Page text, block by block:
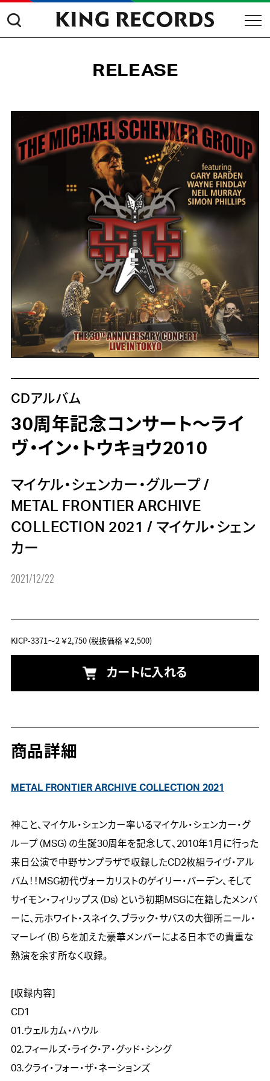
RELEASE
CDアルバム
30周年記念コンサート～ライ
ヴ・イン・トウキョウ2010
マイケル・シェンカー・グループ /
METAL FRONTIER ARCHIVE
COLLECTION 2021 / マイケル・シェン
カー
2021/12/22
KICP-3371～2￥2,750(税抜価格 ￥2,500)
カートに入れる
商品詳細
METAL FRONTIER ARCHIVE COLLECTION 2021
神こと、マイケル・シェンカー率いるマイケル・シェンカー・グ
ループ（MSG）の生誕30周年を記念して、2010年1月に行った
来日公演で中野サンプラザで収録したCD2枚組ライヴ・アル
バム！！MSG初代ヴォーカリストのゲイリー・バーデン、そして
サイモン・フィリップス（Ds）という初期MSGに在籍したメンバ
ーに、元ホワイト・スネイク、ブラック・サバスの大御所ニール・
マーレイ（B）らを加えた豪華メンバーによる日本での貴重な
熱演を余す所なく収録。
[収録内容]
CD1
01.ウェルカム・ハウル
02.フィールズ・ライク・ア・グッド・シング
03.クライ・フォー・ザ・ネーションズ